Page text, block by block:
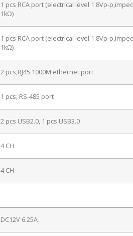
1 pcs RCA port (electrical level 1.8Vp-
1kΩ)
1 pcs RCA port (electrical level 1.8Vp-
1kΩ)
2 pcs,RJ45 1000M ethernet port
1 pcs, RS-485 port
2 pcs USB2.0, 1 pcs USB3.0
4 CH
4 CH
DC12V 6.25A